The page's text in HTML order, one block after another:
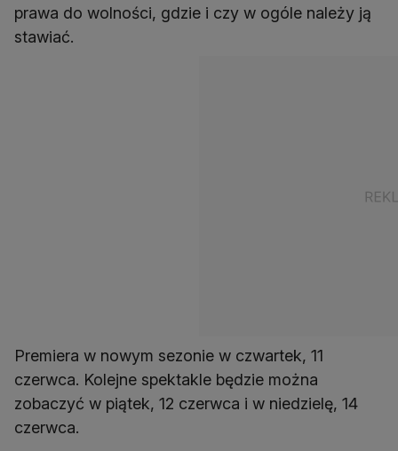
prawa do wolności, gdzie i czy w ogóle należy ją
stawiać.
Premiera w nowym sezonie w czwartek, 11
czerwca. Kolejne spektakle będzie można
zobaczyć w piątek, 12 czerwca i w niedzielę, 14
czerwca.